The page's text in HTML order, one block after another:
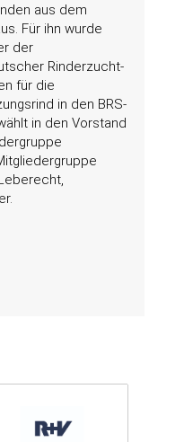
aus dem
Für ihn wurde
der
Rinderzucht-
für die
in den BRS-
in den Vorstand